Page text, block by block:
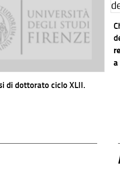
di dottorato ciclo XLII.